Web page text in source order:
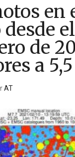
en
de
a
AT